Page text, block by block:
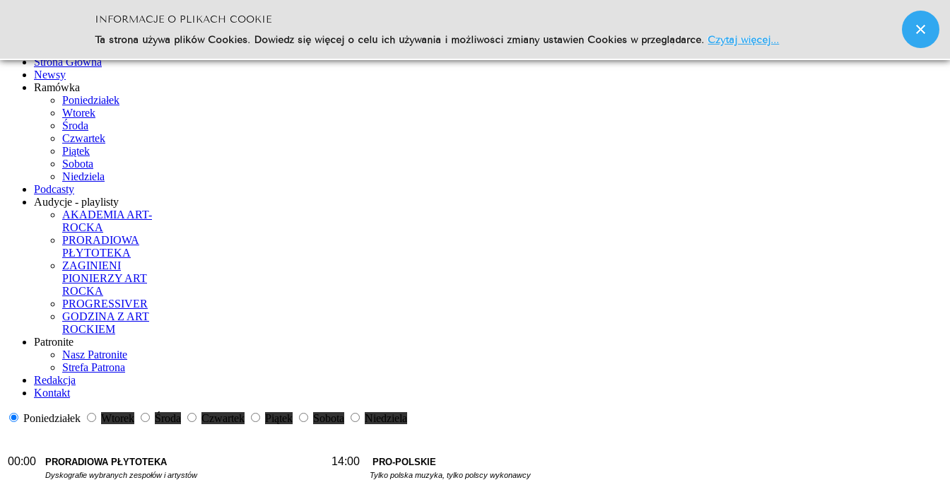
Go
Strona Główna
Newsy
Ramówka
Poniedziałek
Wtorek
Środa
Czwartek
Piątek
Sobota
Niedziela
Podcasty
Audycje - playlisty
AKADEMIA ART-
ROCKA
PRORADIOWA
PŁYTOTEKA
ZAGINIENI
PIONIERZY ART
ROCKA
PROGRESSIVER
GODZINA Z ART
ROCKIEM
Patronite
Nasz Patronite
Strefa Patrona
Redakcja
Kontakt
Poniedziałek Wtorek Środa Czwartek Piątek Sobota Niedziela
00:00 PRORADIOWA PŁYTOTEKA
Dyskografie wybranych zespołów i artystów
14:00 PRO-POLSKIE
Tylko polska muzyka, tylko polscy wykonawcy
INFORMACJE O PLIKACH COOKIE
Ta strona używa plików Cookies. Dowiedz się więcej o celu ich używania i możliwości zmiany ustawień Cookies w przeglądarce.Czytaj więcej...